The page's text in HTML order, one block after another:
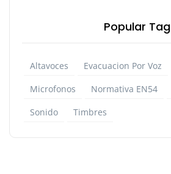
Popular Tag
Altavoces Evacuacion Por Voz
Microfonos
Normativa EN54
Sonido
Timbres